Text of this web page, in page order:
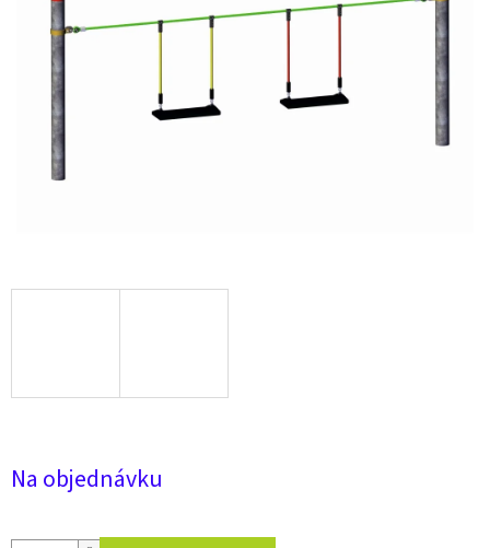
hvězdiček.
Na objednávku